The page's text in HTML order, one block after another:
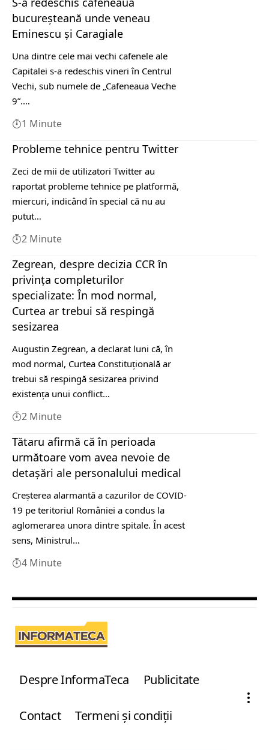
bucureșteană unde veneau
Eminescu și Caragiale
Una dintre cele mai vechi cafenele ale
Capitalei s-a redeschis vineri în Centrul
Vechi, sub numele de „Cafeneaua Veche
9”.…
1 Minute
Probleme tehnice pentru Twitter
Zeci de mii de utilizatori Twitter au
raportat probleme tehnice pe platformă,
miercuri, indicând în special că nu au
putut…
2 Minute
Zegrean, despre decizia CCR în
privința completurilor
specializate: În mod normal,
Curtea ar trebui să respingă
sesizarea
Augustin Zegrean, a declarat luni că, în
mod normal, Curtea Constituțională ar
trebui să respingă sesizarea privind
existenţa unui conflict…
2 Minute
Tătaru afirmă că în perioada
următoare vom avea nevoie de
detașări ale personalului medical
Creșterea alarmantă a cazurilor de COVID-
19 pe teritoriul României a condus la
aglomerarea unora dintre spitale. În acest
sens, Ministrul…
4 Minute
Despre InformaTeca Publicitate
Contact Termeni şi condiţii